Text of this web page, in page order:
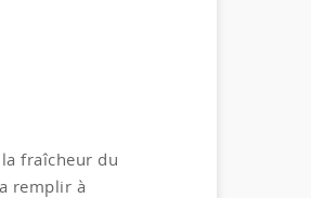
fraîcheur du
remplir à